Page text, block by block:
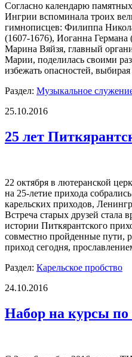
Согласно календарю
Ингрии вспоминала троих
гимнописцев: Филиппа
(1607-1676), Иоганна Германа
Марина Вяйзя, главный
Марии, поделилась своими
избежать опасностей,
Раздел: Музыкальное
25.10.2016
25 лет
22 октября в лютеранской
на 25-летие прихода
карельских приходов,
Встреча старых друзей стала
истории Питкярантского
совместно пройденные пути,
приход сегодня,
Раздел: Карельское пробство
24.10.2016
Набор на курсы по